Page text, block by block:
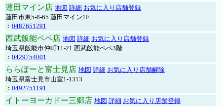
蓮田マイン店 地図 詳細 お気に入り店舗登録
蓮田市東5-8-65 蓮田マイン1F
： 0487651291
西武飯能ペペ店 地図 詳細 お気に入り店舗登録
埼玉県飯能市仲町11-21 西武飯能ペペ3階
： 0429754001
ららぽーと富士見店 地図 詳細 お気に入り店舗解除
埼玉県富士見市山室1-1313
： 0492751191
イトーヨーカドー三郷店 地図 詳細 お気に入り店舗登録